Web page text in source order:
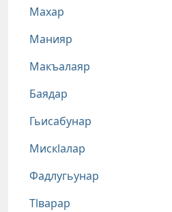
Махар
Манияр
Макъалаяр
Баядар
Гьисабунар
Мискlалар
Фадлугьунар
Тlварар